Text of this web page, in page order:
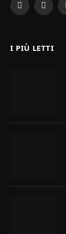
Facebook
X
I PIÙ LETTI